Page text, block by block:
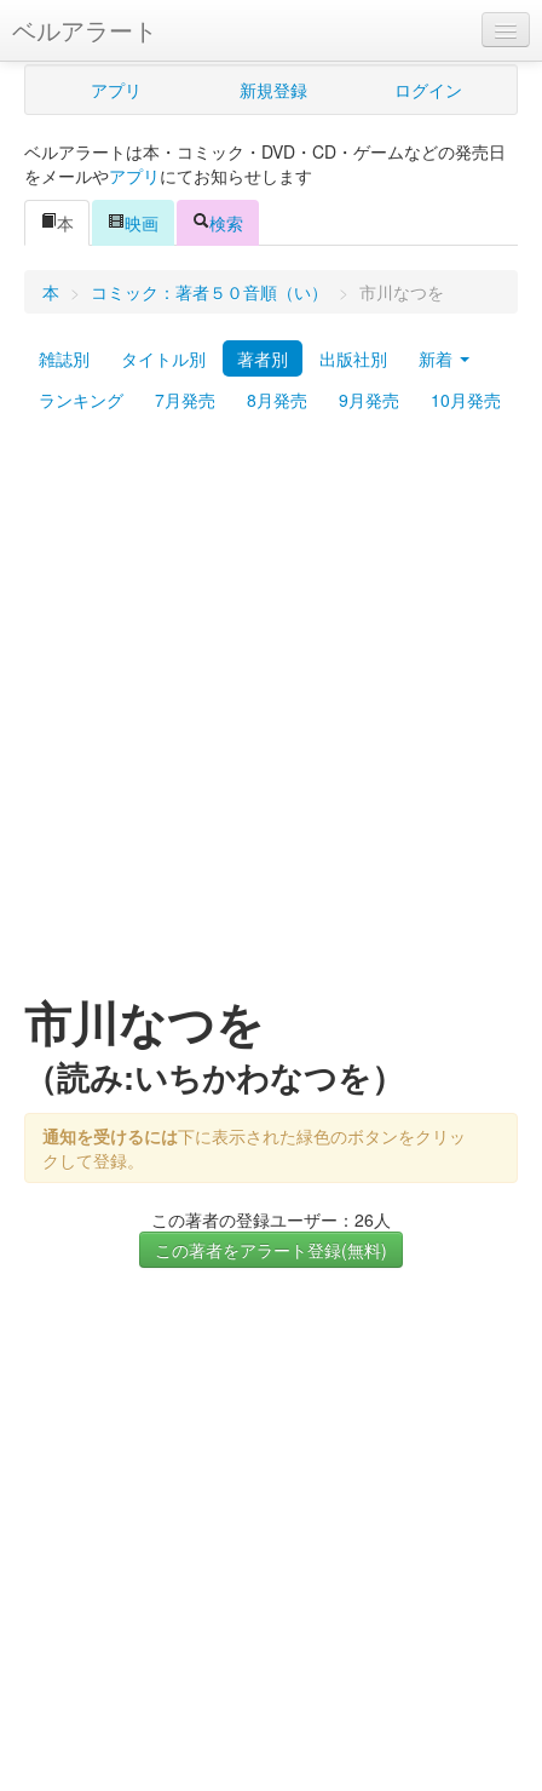
ベルアラート
ベルアラートとは
新規登録
ログイン
Myシェルフ
プレミアム
アプリ 新規登録 ログイン
ベルアラートは本・コミック・DVD・CD・ゲームなどの発売日
をメールやアプリ にてお知らせします
本
映画 検索
本 > コミック：著者５０音順（い） > 市川なつを
雑誌別 タイトル別 著者別 出版社別
新着
ランキング
7月発売 8月発売 9月発売 10月発売
市川なつを
（読み:いちかわなつを）
通知を受けるには下に表示された緑色のボタンをクリッ
クして登録。
この著者の登録ユーザー：26人
この著者をアラート登録(無料)